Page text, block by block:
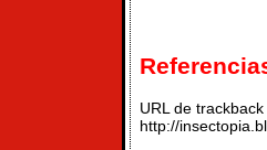
URL de
http://